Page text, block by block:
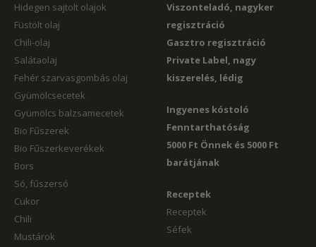
Hidegen sajtolt olajok
Füstölt olaj
Chili-olaj
Salátaolaj
Fehér szarvasgombás olaj
Gyümölcsecetek
Gyümölcs balzsamecetek
Bio Fűszerek
Bio Fűszerkeverékek
Bors
Só, fűszersó
Cukor
Chili
Mustárok
Viszonteladó, nagyker
regisztráció
Gasztro regisztráció
Private Label, nagy
kiszerelés, lédig
Ingyenes kóstoló
Fenntarthatóság
5000 Ft Önnek és 5000 Ft
barátjának
Receptek
Receptek
Séfek